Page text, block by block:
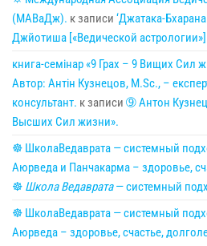
(МАВаДж). к записи ‘Джатака-
Джйотиша [«Ведической астрологии»]
книга-семінар «9 Грах – 9 Вищих Сил
Автор: Антін Кузнецов, M.Sc., –
консультант. к записи ➈ Антон
Высших Сил жизни».
☸ ШколаВедаврата — системный
Аюрведа и Панчакарма – здоровье,
☸ Школа Ведаврата— системный
☸ ШколаВедаврата — системный
Аюрведа – здоровье, счастье,